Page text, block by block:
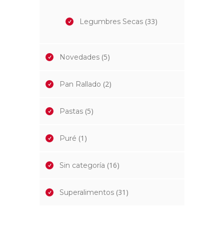
Legumbres Secas (33)
Novedades (5)
Pan Rallado (2)
Pastas (5)
Puré (1)
Sin categoría (16)
Superalimentos (31)